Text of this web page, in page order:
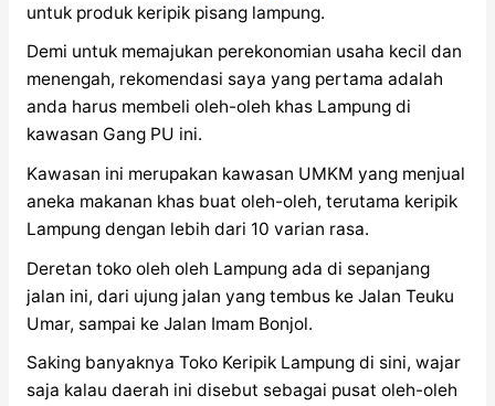
untuk produk keripik pisang lampung.
Demi untuk memajukan perekonomian usaha kecil dan
menengah, rekomendasi saya yang pertama adalah
anda harus membeli oleh-oleh khas Lampung di
kawasan Gang PU ini.
Kawasan ini merupakan kawasan UMKM yang menjual
aneka makanan khas buat oleh-oleh, terutama keripik
Lampung dengan lebih dari 10 varian rasa.
Deretan toko oleh oleh Lampung ada di sepanjang
jalan ini, dari ujung jalan yang tembus ke Jalan Teuku
Umar, sampai ke Jalan Imam Bonjol.
Saking banyaknya Toko Keripik Lampung di sini, wajar
saja kalau daerah ini disebut sebagai pusat oleh-oleh